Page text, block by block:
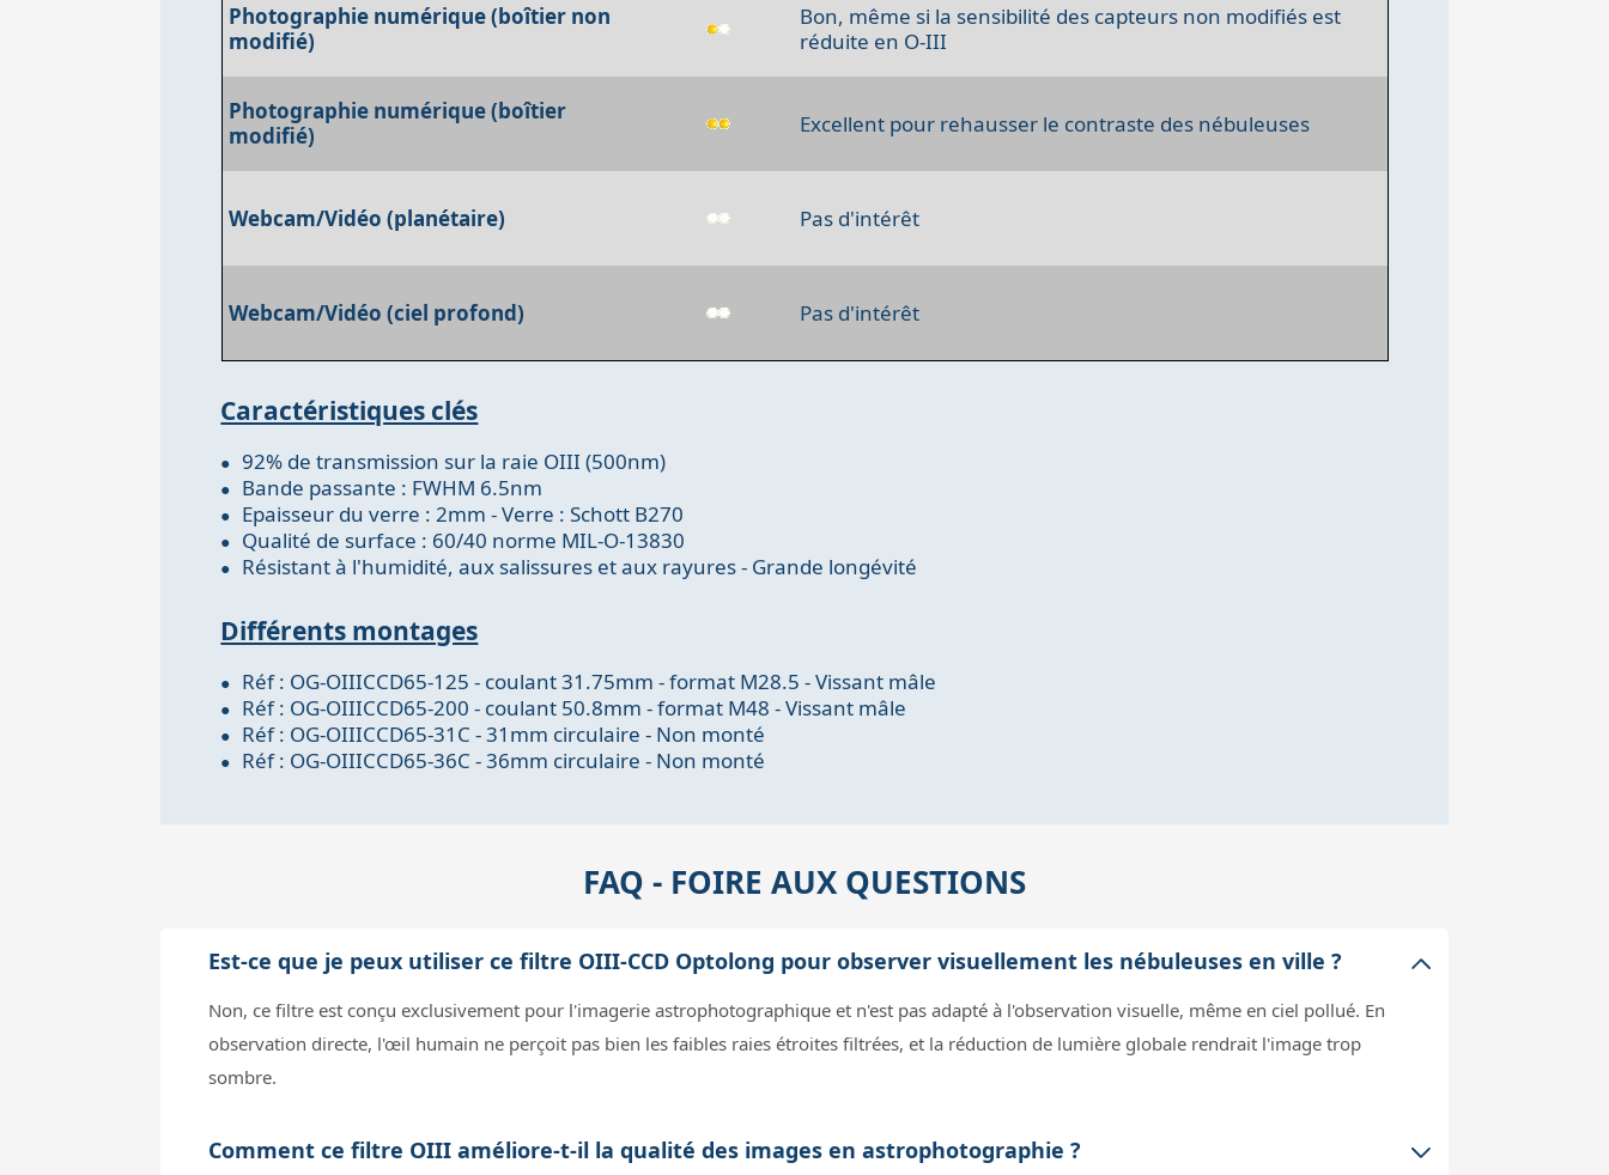
Photographie numérique (boîtier non
modifié)
Bon, même si la sensibilité des capteurs non modifiés est
réduite en O-III
Photographie numérique (boîtier
modifié)
Excellent pour rehausser le contraste des nébuleuses
Webcam/Vidéo (planétaire) Pas d'intérêt
Webcam/Vidéo (ciel profond) Pas d'intérêt
Caractéristiques clés
92% de transmission sur la raie OIII (500nm)
Bande passante : FWHM 6.5nm
Epaisseur du verre : 2mm - Verre : Schott B270
Qualité de surface : 60/40 norme MIL-O-13830
Résistant à l'humidité, aux salissures et aux rayures - Grande longévité
Différents montages
Réf : OG-OIIICCD65-125 - coulant 31.75mm - format M28.5 - Vissant mâle
Réf : OG-OIIICCD65-200 - coulant 50.8mm - format M48 - Vissant mâle
Réf : OG-OIIICCD65-31C - 31mm circulaire - Non monté
Réf : OG-OIIICCD65-36C - 36mm circulaire - Non monté
FAQ - FOIRE AUX QUESTIONS
Est-ce que je peux utiliser ce filtre OIII-CCD Optolong pour observer visuellement les nébuleuses en ville ?
Non, ce filtre est conçu exclusivement pour l'imagerie astrophotographique et n'est pas adapté à l'observation visuelle, même en ciel pollué. En
observation directe, l'œil humain ne perçoit pas bien les faibles raies étroites filtrées, et la réduction de lumière globale rendrait l'image trop
sombre.
Comment ce filtre OIII améliore-t-il la qualité des images en astrophotographie ?